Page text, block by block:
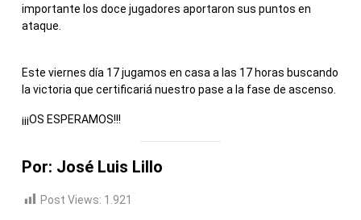
importante los doce jugadores aportaron sus puntos en
ataque.
Este viernes día 17 jugamos en casa a las 17 horas buscando
la victoria que certificariá nuestro pase a la fase de ascenso.
¡¡¡OS ESPERAMOS!!!
Por: José Luis Lillo
Post Views: 1.921